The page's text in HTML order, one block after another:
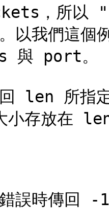
，所以
以我們這
與 port。
回 len 所指
小存放在
錯誤時傳回